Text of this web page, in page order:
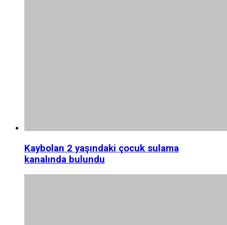
Kaybolan 2 yaşındaki çocuk sulama
kanalında bulundu